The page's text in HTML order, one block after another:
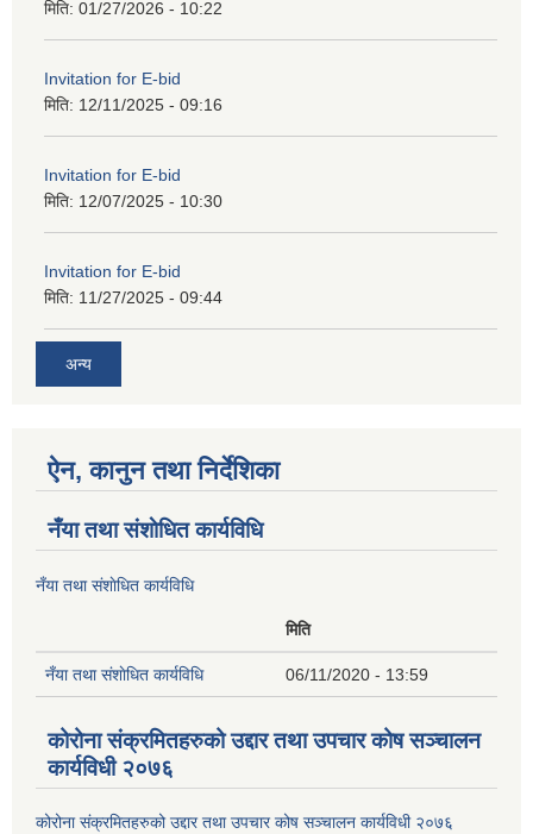
मिति: 01/27/2026 - 10:22
Invitation for E-bid
मिति: 12/11/2025 - 09:16
Invitation for E-bid
मिति: 12/07/2025 - 10:30
Invitation for E-bid
मिति: 11/27/2025 - 09:44
अन्य
ऐन, कानुन तथा निर्देशिका
नँया तथा स‌ंशाेधित कार्यविधि
नँया तथा स‌ंशाेधित कार्यविधि
मिति
नँया तथा स‌ंशाेधित कार्यविधि 06/11/2020 - 13:59
कोरोना संक्रमितहरुको उद्दार तथा उपचार कोष सञ्चालन
कार्यविधी २०७६
कोरोना संक्रमितहरुको उद्दार तथा उपचार कोष सञ्चालन कार्यविधी २०७६